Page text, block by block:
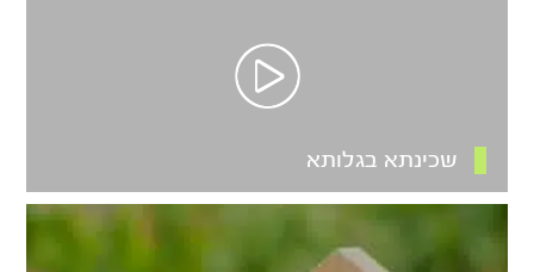
שכינתא בגלותא